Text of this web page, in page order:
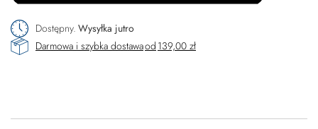
Dostępny Wysyłka jutro
Darmowa i szybka dostawaod 139,00 zł